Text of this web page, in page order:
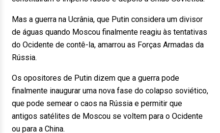
Mas a guerra na Ucrânia, que Putin considera um divisor
de águas quando Moscou finalmente reagiu às tentativas
do Ocidente de contê-la, amarrou as Forças Armadas da
Rússia.
Os opositores de Putin dizem que a guerra pode
finalmente inaugurar uma nova fase do colapso soviético,
que pode semear o caos na Rússia e permitir que
antigos satélites de Moscou se voltem para o Ocidente
ou para a China.